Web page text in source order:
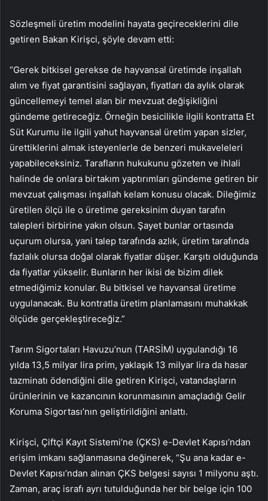
Sözleşmeli üretim modelini hayata geçireceklerini dile
getiren Bakan Kirişci, şöyle devam etti:
“Gerek bitkisel gerekse de hayvansal üretimde inşallah
alım ve fiyat garantisini sağlayan, fiyatları da aylık olarak
güncellemeyi temel alan bir mevzuat değişikliğini
gündeme getireceğiz. Örneğin besicilikle ilgili kontratta Et
Süt Kurumu ile ilgili yahut hayvansal üretim yapan sizler,
ürettiklerini almak isteyenlerle de benzeri mukaveleleri
yapabileceksiniz. Tarafların hukukunu gözeten ve ihlali
halinde de onlara birtakım yaptırımları gündeme getiren bir
mevzuat çalışması inşallah kelam konusu olacak. Dileğimiz
üretilen ölçü ile o üretime gereksinim duyan tarafın
talepleri birbirine yakın olsun. Şayet bunlar ortasında
uçurum olursa, yani talep tarafında azlık, üretim tarafında
fazlalık olursa doğal olarak fiyatlar düşer. Karşıtı olduğunda
da fiyatlar yükselir. Bunların her ikisi de bizim dilek
etmediğimiz konular. Bu bitkisel ve hayvansal üretime
uygulanacak. Bu kontratla üretim planlamasını muhakkak
ölçüde gerçekleştireceğiz.”
Tarım Sigortaları Havuzu’nun (TARSİM) uygulandığı 16
yılda 13,5 milyar lira prim, yaklaşık 13 milyar lira da hasar
tazminatı ödendiğini dile getiren Kirişci, vatandaşların
ürünlerinin ve kazancının korunmasının amaçladığı Gelir
Koruma Sigortası’nın geliştirildiğini anlattı.
Kirişci, Çiftçi Kayıt Sistemi’ne (ÇKS) e-Devlet Kapısı’ndan
erişim imkanı sağlanmasına değinerek, “Şu ana kadar e-
Devlet Kapısı’ndan alınan ÇKS belgesi sayısı 1 milyonu aştı.
Zaman, araç israfı ayrı tutulduğunda her bir belge için 100